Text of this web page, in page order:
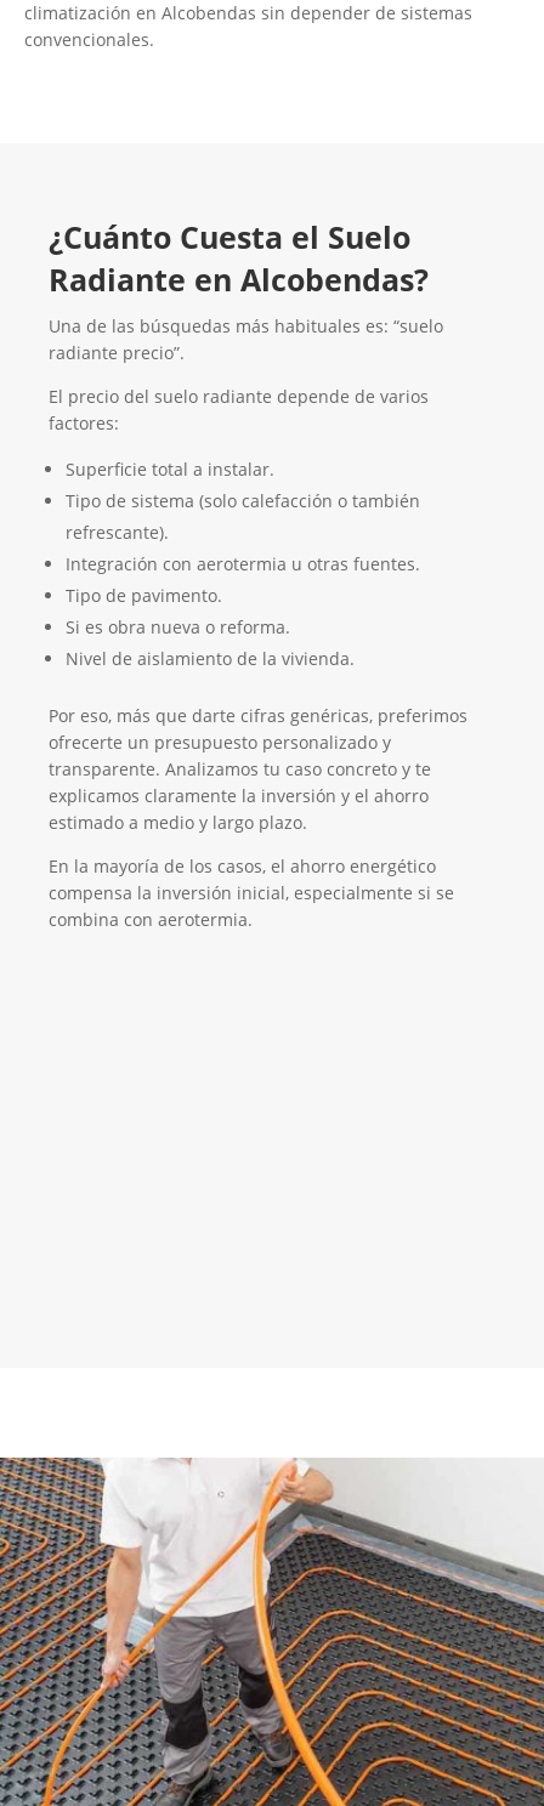
climatización en Alcobendas sin depender de sistemas
convencionales.
¿Cuánto Cuesta el Suelo
Radiante en Alcobendas?
Una de las búsquedas más habituales es: “suelo
radiante precio”.
El precio del suelo radiante depende de varios
factores:
Superficie total a instalar.
Tipo de sistema (solo calefacción o también
refrescante).
Integración con aerotermia u otras fuentes.
Tipo de pavimento.
Si es obra nueva o reforma.
Nivel de aislamiento de la vivienda.
Por eso, más que darte cifras genéricas, preferimos
ofrecerte un presupuesto personalizado y
transparente. Analizamos tu caso concreto y te
explicamos claramente la inversión y el ahorro
estimado a medio y largo plazo.
En la mayoría de los casos, el ahorro energético
compensa la inversión inicial, especialmente si se
combina con aerotermia.